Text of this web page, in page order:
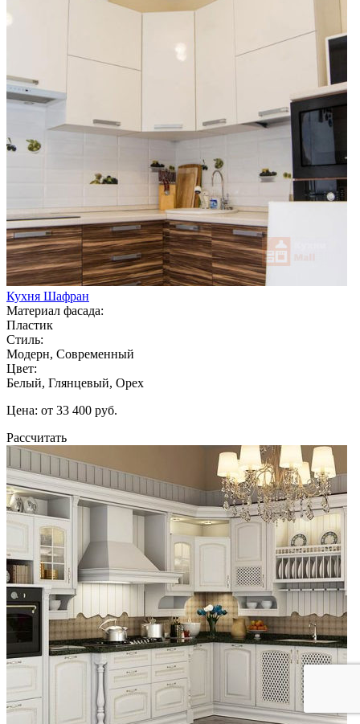
Кухня Шафран
Материал фасада:
Пластик
Стиль:
Модерн, Современный
Цвет:
Белый, Глянцевый, Орех
Цена: от 33 400 руб.
Рассчитать